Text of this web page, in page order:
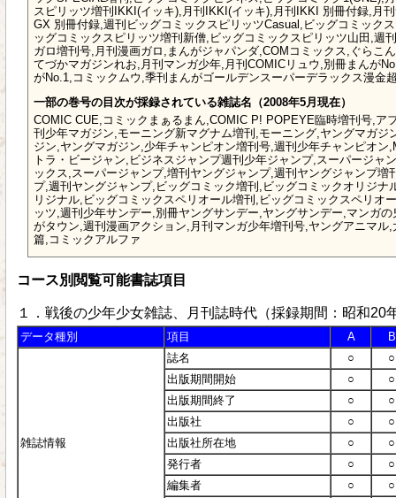
スピリッツ増刊IKKI(イッキ),月刊IKKI(イッキ),月刊IKKI 別冊付録,月
GX 別冊付録,週刊ビッグコミックスピリッツCasual,ビッグコミック
ッグコミックスピリッツ増刊新僧,ビッグコミックスピリッツ山田,週
ガロ増刊号,月刊漫画ガロ,まんがジャパンダ,COMコミックス,ぐらこ
てづかマガジンれお,月刊マンガ少年,月刊COMICリュウ,別冊まんが
がNo.1,コミックムウ,季刊まんがゴールデンスーパーデラックス漫金
一部の巻号の目次が採録されている雑誌名（2008年5月現在）
COMIC CUE,コミックまぁるまん,COMIC P! POPEYE臨時増刊号,ア
刊少年マガジン,モーニング新マグナム増刊,モーニング,ヤングマガジ
ジン,ヤングマガジン,少年チャンピオン増刊号,週刊少年チャンピオン
トラ・ビージャン,ビジネスジャンプ週刊少年ジャンプ,スーパージャ
ックス,スーパージャンプ,増刊ヤングジャンプ,週刊ヤングジャンプ増
プ,週刊ヤングジャンプ,ビッグコミック増刊,ビッグコミックオリジナ
リジナル,ビッグコミックスペリオール増刊,ビッグコミックスペリオ
ッツ,週刊少年サンデー,別冊ヤングサンデー,ヤングサンデー,マンガ
がタウン,週刊漫画アクション,月刊マンガ少年増刊号,ヤングアニマル
篇,コミックアルファ
コース別閲覧可能書誌項目
１．戦後の少年少女雑誌、月刊誌時代（採録期間：昭和20
データ種別 項目 A B
雑誌情報
誌名 ○
○
出版期間開始
○
○
出版期間終了
○
○
出版社
○
○
出版社所在地
○
○
発行者
○
○
編集者
○
○